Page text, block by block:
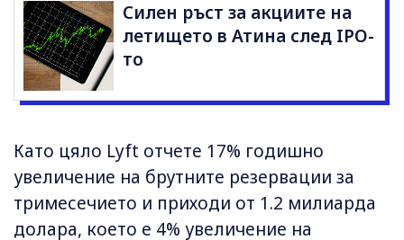
Силен ръст за акциите на
летището в Атина след IPO-
то
Като цяло Lyft отчете 17% годишно
увеличение на брутните резервации за
тримесечието и приходи от 1.2 милиарда
долара, което е 4% увеличение на